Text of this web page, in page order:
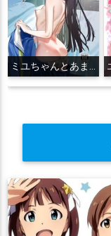
ミユちゃんとあまい同棲せいかつ